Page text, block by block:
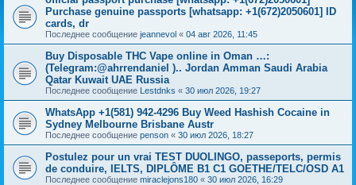
Purchase genuine passports [whatsapp: +1(672)2050601] ID
cards, dr
Последнее сообщение jeannevol « 04 авг 2026, 11:45
Buy Disposable THC Vape online in Oman …:
(Telegram:@ahrrendaniel ).. Jordan Amman Saudi Arabia
Qatar Kuwait UAE Russia
Последнее сообщение Lestdnks « 30 июл 2026, 19:27
WhatsApp +1(581) 942-4296 Buy Weed Hashish Cocaine in
Sydney Melbourne Brisbane Austr
Последнее сообщение penson « 30 июл 2026, 18:27
Postulez pour un vrai TEST DUOLINGO, passeports, permis
de conduire, IELTS, DIPLÔME B1 C1 GOETHE/TELC/OSD A1
Последнее сообщение miraclejons180 « 30 июл 2026, 16:29